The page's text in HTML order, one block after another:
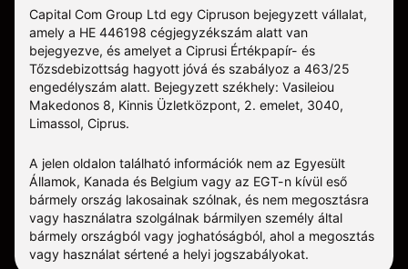
Capital Com Group Ltd egy Cipruson bejegyzett vállalat,
amely a ΗΕ 446198 cégjegyzékszám alatt van
bejegyezve, és amelyet a Ciprusi Értékpapír- és
Tőzsdebizottság hagyott jóvá és szabályoz a 463/25
engedélyszám alatt. Bejegyzett székhely: Vasileiou
Makedonos 8, Kinnis Üzletközpont, 2. emelet, 3040,
Limassol, Ciprus.
A jelen oldalon található információk nem az Egyesült
Államok, Kanada és Belgium vagy az EGT-n kívül eső
bármely ország lakosainak szólnak, és nem megosztásra
vagy használatra szolgálnak bármilyen személy által
bármely országból vagy joghatóságból, ahol a megosztás
vagy használat sértené a helyi jogszabályokat.